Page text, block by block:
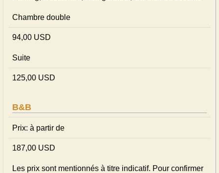
Chambre double
94,00 USD
Suite
125,00 USD
B&B
Prix: à partir de
187,00 USD
Les prix sont mentionnés à titre indicatif. Pour confirmer